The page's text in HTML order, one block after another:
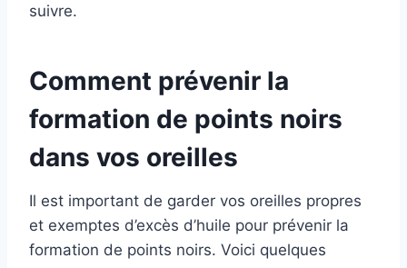
suivre.
Comment prévenir la
formation de points noirs
dans vos oreilles
Il est important de garder vos oreilles propres
et exemptes d’excès d’huile pour prévenir la
formation de points noirs. Voici quelques